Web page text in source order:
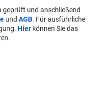
geprüft und anschließend
und AGB. Für ausführliche
Hier können Sie das